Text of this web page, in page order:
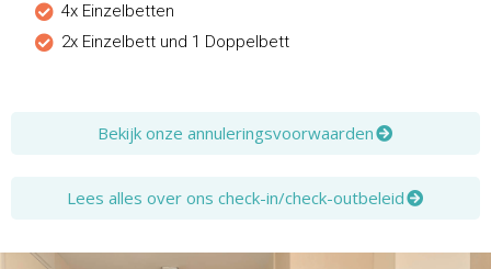
4x Einzelbetten
2x Einzelbett und 1 Doppelbett
Bekijk onze annuleringsvoorwaarden
Lees alles over ons check-in/check-outbeleid